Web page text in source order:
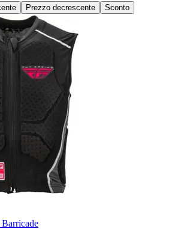
Prezzo decrescente Sconto